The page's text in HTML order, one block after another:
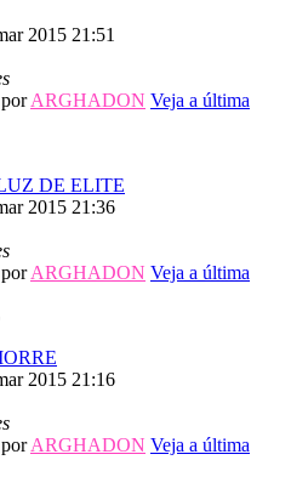
2015 21:51
porARGHADON Veja a última
DE ELITE
2015 21:36
porARGHADON Veja a última
2015 21:16
porARGHADON Veja a última